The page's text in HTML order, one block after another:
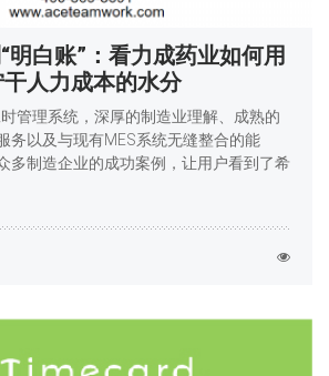
明白账”：看力成药业如何用
人力成本的水分
管理系统，深厚的制造业理解、成熟的
务以及与现有MES系统无缝整合的能
多制造企业的成功案例，让用户看到了希